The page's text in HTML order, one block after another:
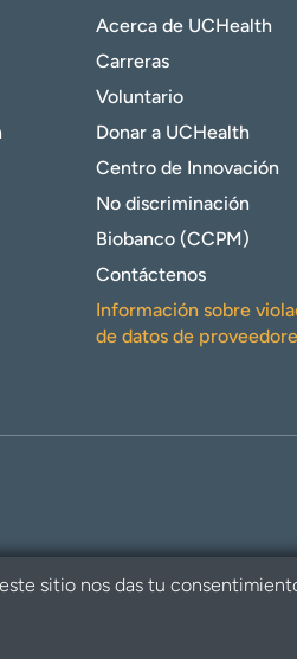
Acerca de UCHealth
Carreras
Voluntario
Donar a UCHealth
Centro de Innovación
No discriminación
Biobanco (CCPM)
Contáctenos
Información sobre
de datos de
sitio nos das tu